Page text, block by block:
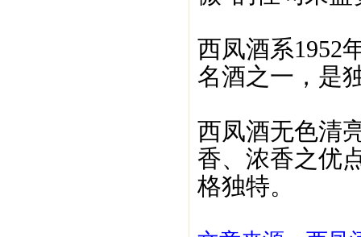
西凤酒系1952
名酒之一，是
西凤酒无色清
香、浓香之优
格独特。